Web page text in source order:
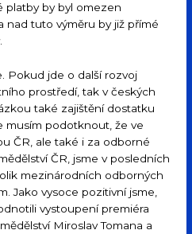
platby by byl omezen
nad tuto výměru by již přímé
Pokud jde o další rozvoj
prostředí, tak v českých
také zajištění dostatku
musím podotknout, že ve
ČR, ale také i za odborné
ČR, jsme v posledních
mezinárodních odborných
Jako vysoce pozitivní jsme,
vystoupení premiéra
Miroslav Tomana a